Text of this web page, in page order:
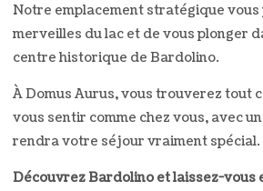
Notre emplacement stratégique
merveilles du lac et de vous plonger
centre historique de Bardolino.
À Domus Aurus, vous trouverez tout
vous sentir comme chez vous, avec
rendra votre séjour vraiment spécial.
Découvrez Bardolino et laissez-